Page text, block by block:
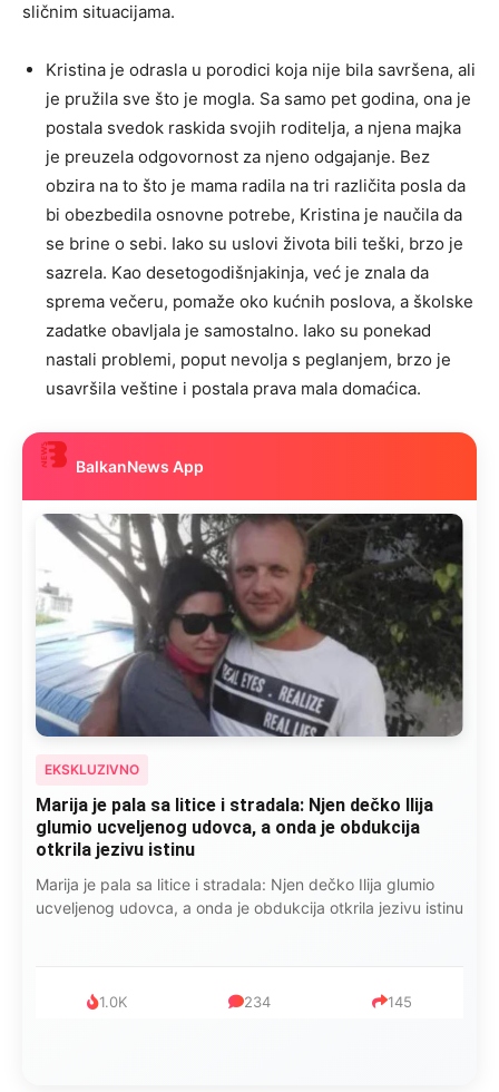
sličnim situacijama.
Kristina je odrasla u porodici koja nije bila savršena, ali
je pružila sve što je mogla. Sa samo pet godina, ona je
postala svedok raskida svojih roditelja, a njena majka
je preuzela odgovornost za njeno odgajanje. Bez
obzira na to što je mama radila na tri različita posla da
bi obezbedila osnovne potrebe, Kristina je naučila da
se brine o sebi. Iako su uslovi života bili teški, brzo je
sazrela. Kao desetogodišnjakinja, već je znala da
sprema večeru, pomaže oko kućnih poslova, a školske
zadatke obavljala je samostalno. Iako su ponekad
nastali problemi, poput nevolja s peglanjem, brzo je
usavršila veštine i postala prava mala domaćica.
BalkanNews App
EKSKLUZIVNO
Marija je pala sa litice i stradala: Njen dečko Ilija
glumio ucveljenog udovca, a onda je obdukcija
otkrila jezivu istinu
Marija je pala sa litice i stradala: Njen dečko Ilija glumio
ucveljenog udovca, a onda je obdukcija otkrila jezivu istinu
1.0K 234 145